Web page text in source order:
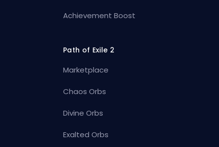
Achievement Boost
Path of Exile 2
Marketplace
Chaos Orbs
Divine Orbs
Exalted Orbs